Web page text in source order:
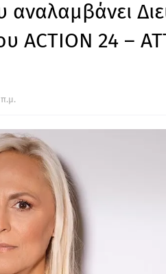
ACTION 24 –